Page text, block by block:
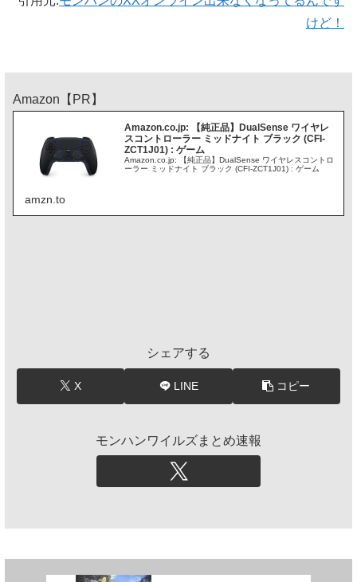
けど！
Amazon【PR】
Amazon.co.jp: 【純正品】DualSense ワイヤレ
スコントローラー ミッドナイト ブラック (CFI-
ZCT1J01) : ゲーム
Amazon.co.jp: 【純正品】DualSense ワイヤレスコントロ
ーラー ミッドナイト ブラック (CFI-ZCT1J01) : ゲーム
amzn.to
シェアする
X LINE コピー
モンハンワイルズまとめ速報